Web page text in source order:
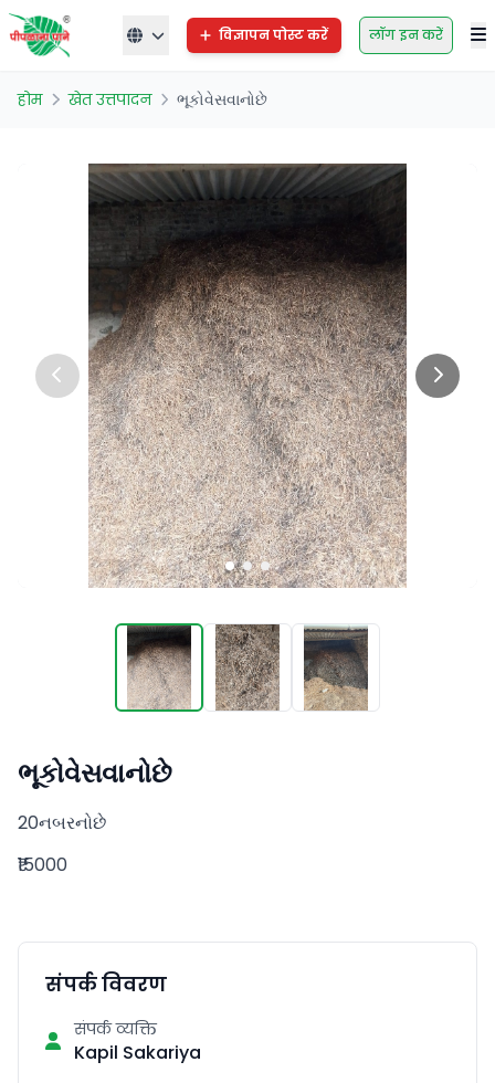
विज्ञापन पोस्ट करें लॉग इन करें
होम खेत उत्तपादन ભૂકોવેસવાનોછે
ભૂકોવેસવાનોછે
20નબરનોછે
₹15000
संपर्क विवरण
संपर्क व्यक्ति
Kapil Sakariya